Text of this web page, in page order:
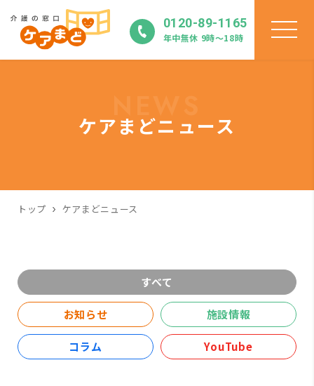
0120-89-1165
年中無休 9時〜18時
ケアまどニュース
トップ ケアまどニュース
すべて
お知らせ 施設情報
コラム YouTube